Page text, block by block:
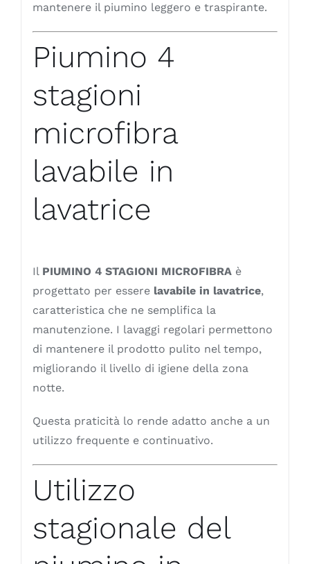
mantenere il piumino leggero e traspirante.
Piumino 4
stagioni
microfibra
lavabile in
lavatrice
Il PIUMINO 4 STAGIONI MICROFIBRAè
progettato per essere lavabile in lavatrice,
caratteristica che ne semplifica la
manutenzione. I lavaggi regolari permettono
di mantenere il prodotto pulito nel tempo,
migliorando il livello di igiene della zona
notte.
Questa praticità lo rende adatto anche a un
utilizzo frequente e continuativo.
Utilizzo
stagionale del